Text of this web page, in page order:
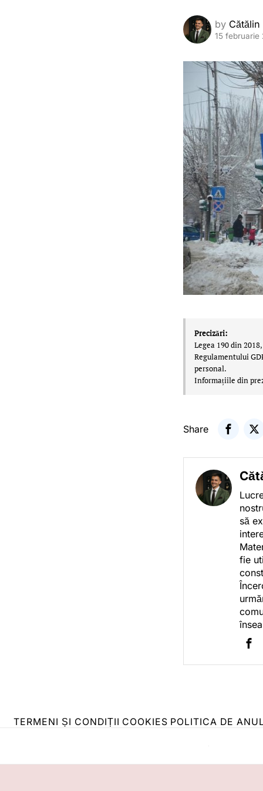
by
15 februarie
Precizări:
Legea 190 din
Regulamentului
personal.
Informațiile din
Share
să
fie
TERMENI ȘI CONDIȚII COOKIES POLITICA DE